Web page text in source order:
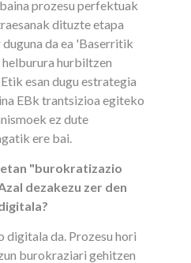
prozesu perfektuak
dituzte etapa
da ea 'Baserritik
hurbiltzen
esan dugu estrategia
EBk trantsizioa egiteko
ez dute
ere bai.
"burokratizazio
dezakezu zer den
digitala da. Prozesu hori
burokraziari gehitzen